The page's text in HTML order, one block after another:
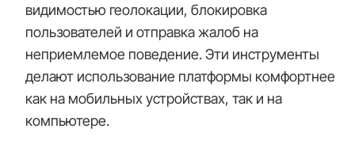
видимостью геолокации, блокировка
пользователей и отправка жалоб на
неприемлемое поведение. Эти инструменты
делают использование платформы комфортнее
как на мобильных устройствах, так и на
компьютере.